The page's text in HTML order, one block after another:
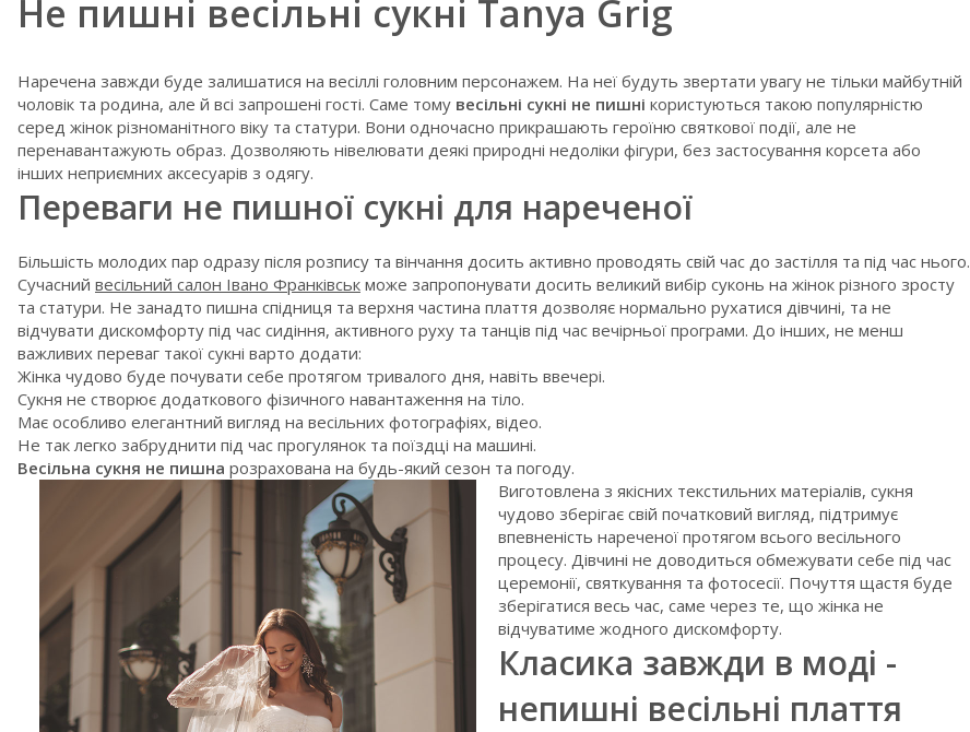
Не пишні весільні сукні Tanya Grig
Наречена завжди буде залишатися на весіллі головним персонажем. На неї будуть звертати увагу не тільки майбутній
чоловік та родина, але й всі запрошені гості. Саме тому весільні сукні не пишні користуються такою популярністю
серед жінок різноманітного віку та статури. Вони одночасно прикрашають героїню святкової події, але не
перенавантажують образ. Дозволяють нівелювати деякі природні недоліки фігури, без застосування корсета або
інших неприємних аксесуарів з одягу.
Переваги не пишної сукні для нареченої
Більшість молодих пар одразу після розпису та вінчання досить активно проводять свій час до застілля та під час нього.
Сучасний весільний салон Івано Франківськ може запропонувати досить великий вибір суконь на жінок різного зросту
та статури. Не занадто пишна спідниця та верхня частина плаття дозволяє нормально рухатися дівчині, та не
відчувати дискомфорту під час сидіння, активного руху та танців під час вечірньої програми. До інших, не менш
важливих переваг такої сукні варто додати:
Жінка чудово буде почувати себе протягом тривалого дня, навіть ввечері.
Сукня не створює додаткового фізичного навантаження на тіло.
Має особливо елегантний вигляд на весільних фотографіях, відео.
Не так легко забруднити під час прогулянок та поїздці на машині.
Весільна сукня не пишна розрахована на будь-який сезон та погоду.
Виготовлена з якісних текстильних матеріалів, сукня
чудово зберігає свій початковий вигляд, підтримує
впевненість нареченої протягом всього весільного
процесу. Дівчині не доводиться обмежувати себе під час
церемонії, святкування та фотосесії. Почуття щастя буде
зберігатися весь час, саме через те, що жінка не
відчуватиме жодного дискомфорту.
Класика завжди в моді -
непишні весільні плаття